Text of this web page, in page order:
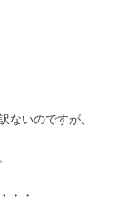
いのですが、
・・